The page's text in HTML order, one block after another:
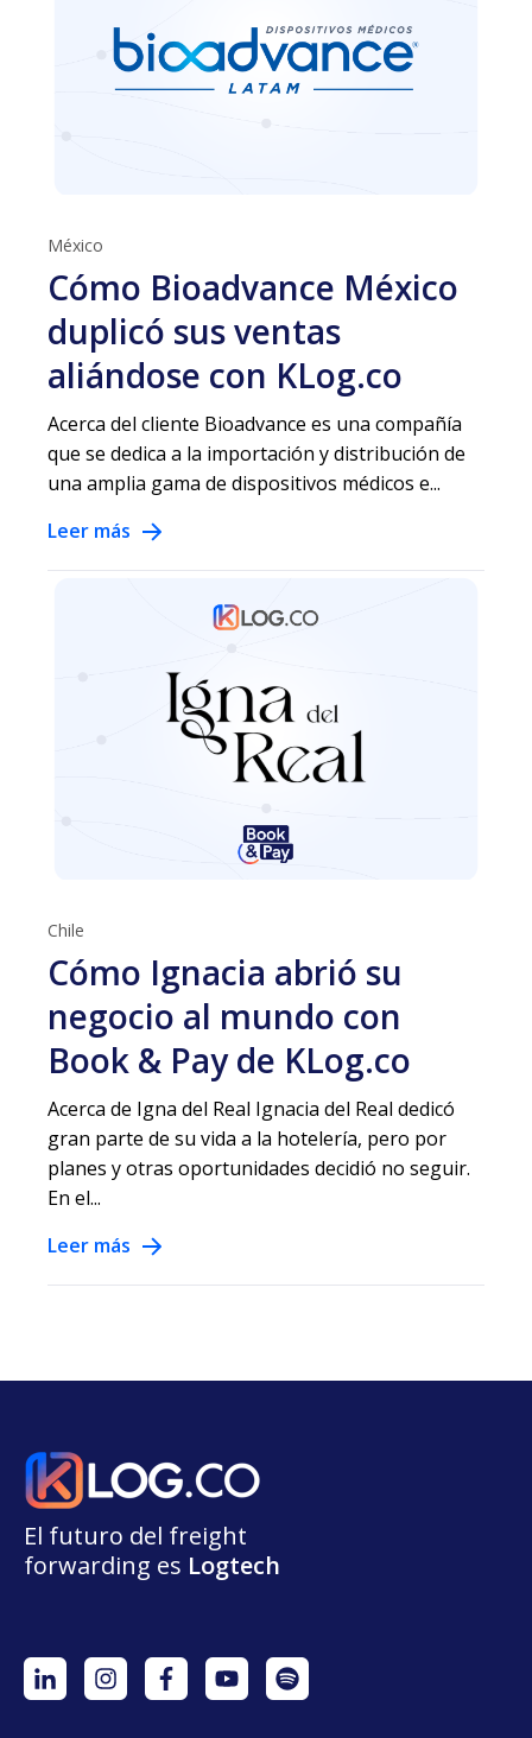
México
Cómo Bioadvance México
duplicó sus ventas
aliándose con KLog.co
Acerca del cliente Bioadvance es una compañía
que se dedica a la importación y distribución de
una amplia gama de dispositivos médicos e...
Leer más
Chile
Cómo Ignacia abrió su
negocio al mundo con
Book & Pay de KLog.co
Acerca de Igna del Real Ignacia del Real dedicó
gran parte de su vida a la hotelería, pero por
planes y otras oportunidades decidió no seguir.
En el...
Leer más
El futuro del freight
forwarding es Logtech